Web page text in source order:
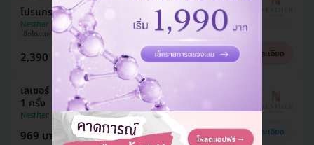
ฉีดโดยแพทย์
โปรแกรมฉีดโบท็อกซ์เกาหลี Nabota 50 ยูนิต
Nesther Clinic
2,390 บาท 3,380 บาท ประหยัด 29% ดูรายละเอียด
เลเซอร์ Diode กำจัดขน Bikini (v) + Brazilian (V)
1 ครั้ง
Nesther Clinic
969 บาท 1,999 บาท ประหยัด 52% ดูรายละเอียด